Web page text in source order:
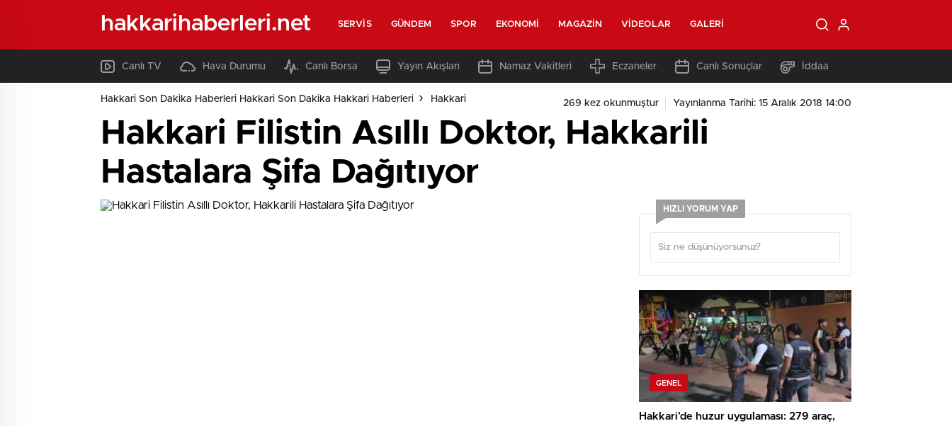
hakkarihaberleri.net SERVIS GÜNDEM SPOR EKONOMI MAGAZIN VIDEOLAR GALERI
Canlı TV Hava Durumu Canlı Borsa Yayın Akışları Namaz Vakitleri Eczaneler Canlı Sonuçlar İddaa
Hakkari Son Dakika Haberleri Hakkari Son Dakika Hakkari Haberleri Hakkari 269 kez okunmuştur Yayınlanma Tarihi: 15 Aralık 2018 14:00
Hakkari Filistin Asıllı Doktor, Hakkarili
Hastalara Şifa Dağıtıyor
HIZLI YORUM YAP
GENEL
Hakkari’de huzur uygulaması: 279 araç,